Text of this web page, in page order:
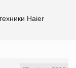
Haier